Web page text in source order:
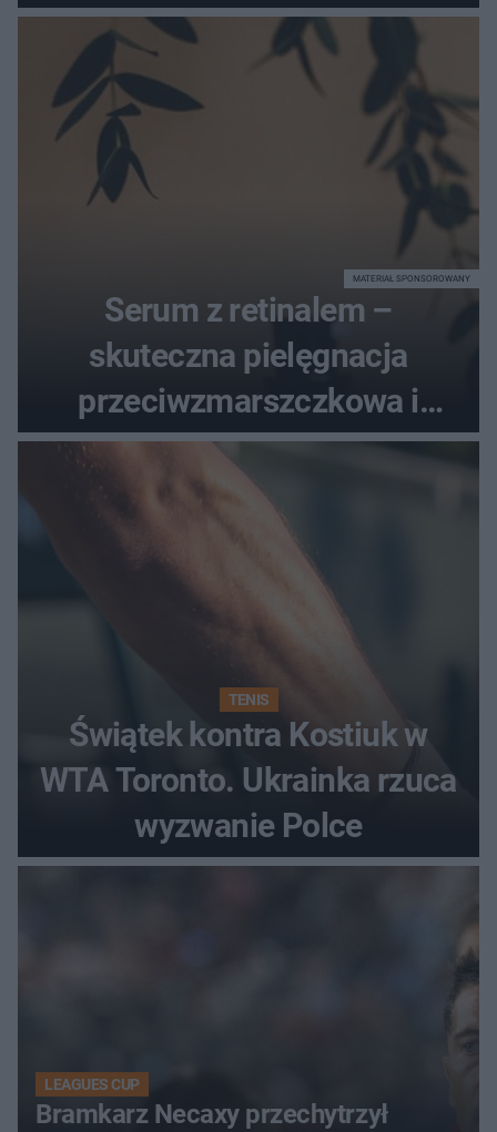
Serum z retinalem –
skuteczna pielęgnacja
przeciwzmarszczkowa i
regenerująca
MATERIAŁ SPONSOROWANY
TENIS
Świątek kontra Kostiuk w
WTA Toronto. Ukrainka rzuca
wyzwanie Polce
LEAGUES CUP
Bramkarz Necaxy przechytrzył